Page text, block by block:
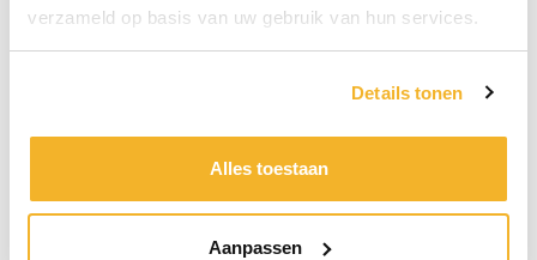
verzameld op basis van uw gebruik van hun services.
Details tonen
Alles toestaan
Aanpassen
Extra zekerheid
dat wij nadat de boeking is gemaakt, contact met u
biedt u deze extra service?
Wilt u een vakantie van TUI boeken? Op onze
website vindt u het complete aanbod van TUI met